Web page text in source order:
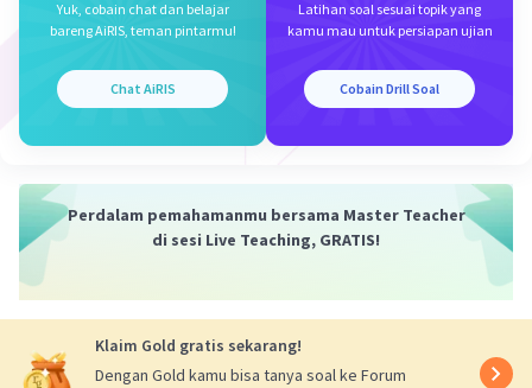
aspek-aspek spasial seperti letak sungai dalam
suatu sistem drainase, pola sungai yang
berhubungan dengan topografi dan geologi
wilayah, serta pengaruh aktivitas manusia
Dengan menggunakan pendekatan kewilayahan,
para ahli geografi dapat menganalisis fenomena
geografis dengan mempertimbangkan dimensi
untuk memahami bagaimana gejala tersebut
terkait dengan lokasi, distribusi, jarak, dan
interaksi antara elemen-elemen wilayah.
Yuk, cobain chat dan belajar
bareng AiRIS, teman pintarmu!
Chat AiRIS
Latihan soal sesuai topik yang
kamu mau untuk persiapan ujian
Cobain Drill Soal
Perdalam pemahamanmu bersama Master Teacher
di sesi Live Teaching, GRATIS!
Klaim Gold gratis sekarang!
Dengan Gold kamu bisa tanya soal ke Forum